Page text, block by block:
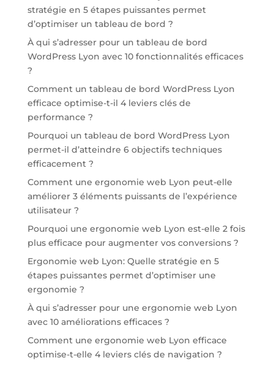
stratégie en 5 étapes puissantes permet
d’optimiser un tableau de bord ?
À qui s’adresser pour un tableau de bord
WordPress Lyon avec 10 fonctionnalités efficaces
?
Comment un tableau de bord WordPress Lyon
efficace optimise-t-il 4 leviers clés de
performance ?
Pourquoi un tableau de bord WordPress Lyon
permet-il d’atteindre 6 objectifs techniques
efficacement ?
Comment une ergonomie web Lyon peut-elle
améliorer 3 éléments puissants de l’expérience
utilisateur ?
Pourquoi une ergonomie web Lyon est-elle 2 fois
plus efficace pour augmenter vos conversions ?
Ergonomie web Lyon: Quelle stratégie en 5
étapes puissantes permet d’optimiser une
ergonomie ?
À qui s’adresser pour une ergonomie web Lyon
avec 10 améliorations efficaces ?
Comment une ergonomie web Lyon efficace
optimise-t-elle 4 leviers clés de navigation ?